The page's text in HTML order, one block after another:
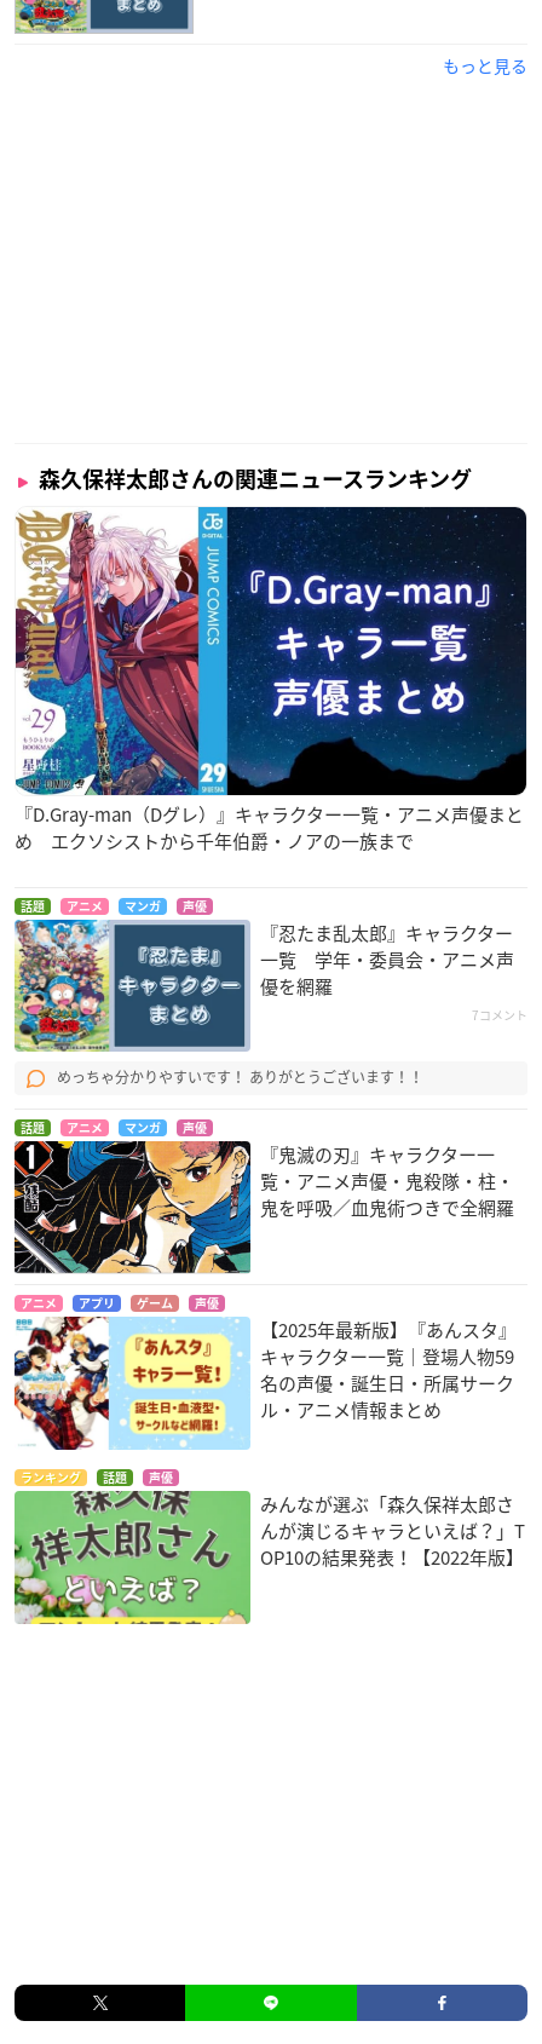
もっと見る
森久保祥太郎さんの関連ニュースランキング
『D.Gray-man（Dグレ）』キャラクター一覧・アニメ声優まと
め エクソシストから千年伯爵・ノアの一族まで
話題 アニメ マンガ 声優
『忍たま乱太郎』キャラクター
一覧 学年・委員会・アニメ声
優を網羅
7コメント
めっちゃ分かりやすいです！ ありがとうございます！！
話題 アニメ マンガ 声優
『鬼滅の刃』キャラクター一
覧・アニメ声優・鬼殺隊・柱・
鬼を呼吸／血鬼術つきで全網羅
アニメ アプリ ゲーム 声優
【2025年最新版】『あんスタ』
キャラクター一覧｜登場人物59
名の声優・誕生日・所属サーク
ル・アニメ情報まとめ
ランキング 話題 声優
みんなが選ぶ「森久保祥太郎さ
んが演じるキャラといえば？」T
OP10の結果発表！【2022年版】